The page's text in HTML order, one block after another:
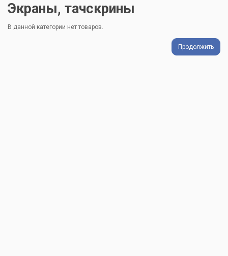
Экраны, тачскрины
В данной категории нет товаров.
Продолжить